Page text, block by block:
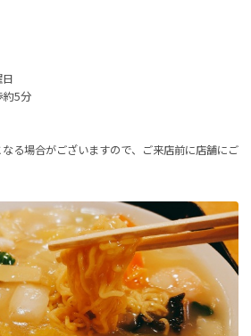
約5分
る場合がございますので、ご来店前に店舗にご